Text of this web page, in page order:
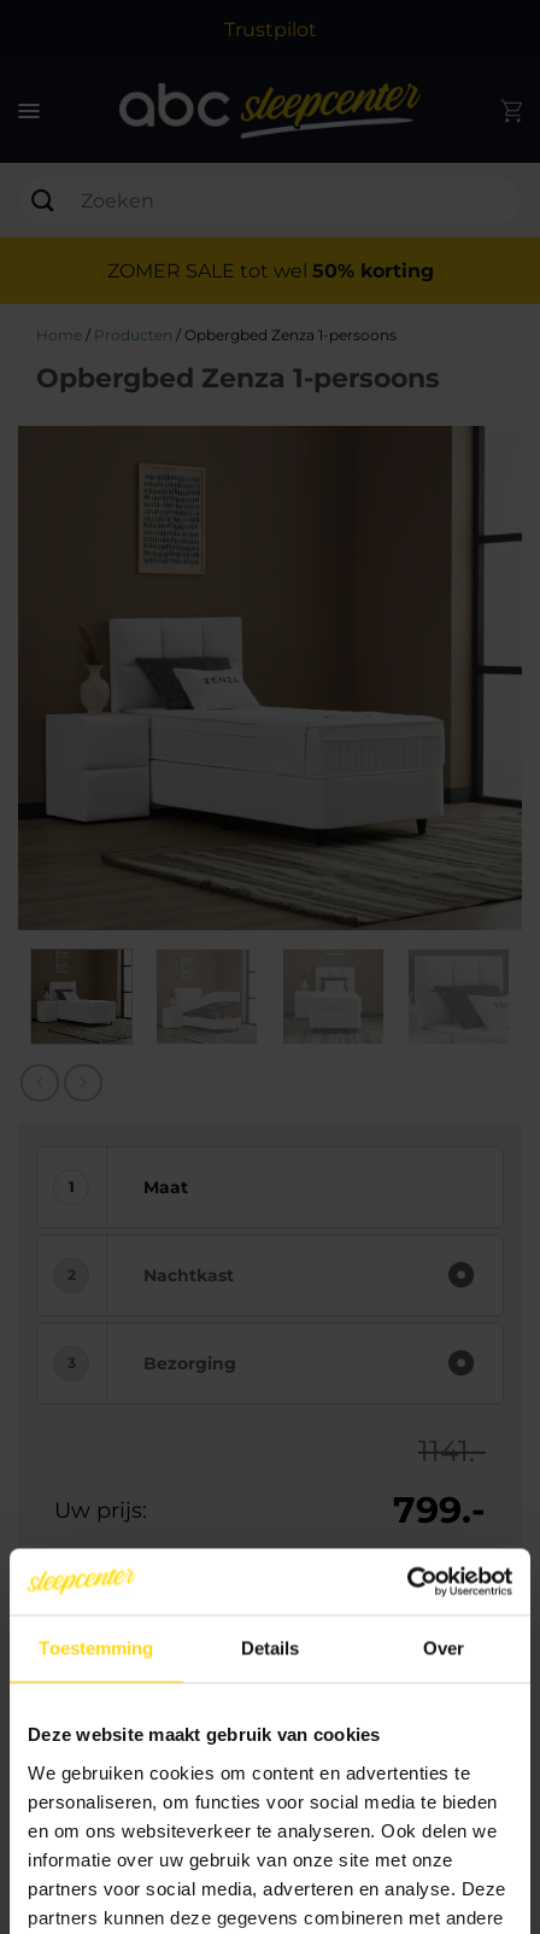
Toestemming Details Over
Deze website maakt gebruik van cookies
We gebruiken cookies om content en advertenties te
personaliseren, om functies voor social media te bieden
en om ons websiteverkeer te analyseren. Ook delen we
informatie over uw gebruik van onze site met onze
partners voor social media, adverteren en analyse. Deze
partners kunnen deze gegevens combineren met andere
Trustpilot
ZOMER SALE tot wel 50% korting
Home / Producten / Opbergbed Zenza 1-persoons
Opbergbed Zenza 1-persoons
Maat
Nachtkast
Bezorging
1141.-
Uw prijs: 799.-
10% aanbetalen In 1 keer betalen
Beschrijving
Specificaties